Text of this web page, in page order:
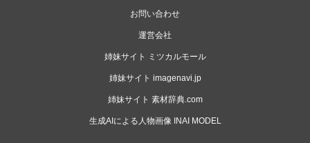
お問い合わせ
運営会社
姉妹サイト ミツカルモール
姉妹サイト imagenavi.jp
姉妹サイト 素材辞典.com
生成AIによる人物画像 INAI MODEL